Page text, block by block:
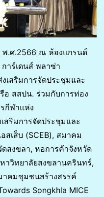
พ.ศ.2566 ณ ห้องแกรนด์
าร์เดนส์ พลาซ่า
เสริมการจัดประชุมและ
อ สสปน. ร่วมกับการท่อง
กีฬาแห่ง
สริมการจัดประชุมและ
สเส็บ (SCEB), สมาคม
สงขลา, หอการค้าจังหวัด
าวิทยาลัยสงขลานครินทร์,
คมชุมชนสร้างสรรค์
Songkhla MICE